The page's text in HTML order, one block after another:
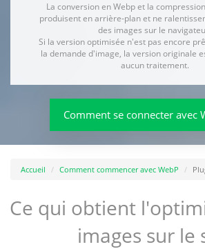
La conversion en Webp et la
produisent en arrière-plan et ne
des images sur le
Si la version optimisée n'est pas encore
la demande d'image, la version originale
aucun traitement.
Comment se connecter avec
Accueil Comment commencer avec WebP
Ce qui obtient
images sur le